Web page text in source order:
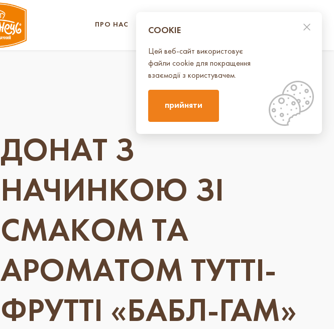
ПРО НАС EN
ДОНАТ З
НАЧИНКОЮ ЗІ
СМАКОМ ТА
АРОМАТОМ ТУТТІ-
ФРУТТІ «БАБЛ-ГАМ»
COOKIE
Цей веб-сайт використовує
файли cookie для покращення
взаємодії з користувачем.
прийняти